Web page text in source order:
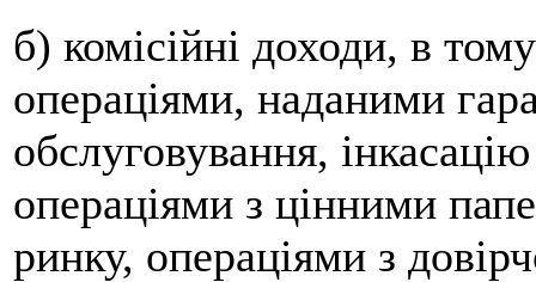
б) комісійні доходи, в
операціями, наданими
обслуговування,
операціями з цінними
ринку, операціями з